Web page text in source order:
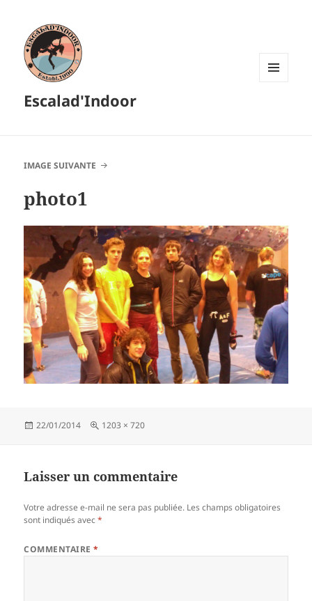
Escalad'Indoor
IMAGE SUIVANTE
photo1
Publié
22/01/2014
Taille
1203 × 720
Laisser un commentaire
Votre adresse e-mail ne sera pas publiée. Les champs obligatoires
sont indiqués avec*
COMMENTAIRE*